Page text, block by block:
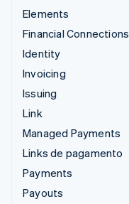
Elements
Financial Connections
Identity
Invoicing
Issuing
Link
Managed Payments
Links de pagamento
Payments
Payouts